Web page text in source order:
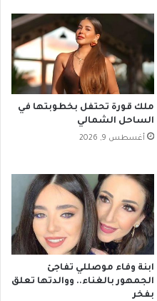
ملك قورة تحتفل بخطوبتها في
الساحل الشمالي
أغسطس 9, 2026
ابنة وفاء موصللي تفاجئ
الجمهور بالغناء.. ووالدتها تعلق
بفخر